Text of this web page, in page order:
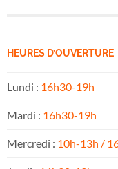
HEURES D’OUVERTURE
Lundi : 16h30-19h
Mardi : 16h30-19h
Mercredi : 10h-13h /